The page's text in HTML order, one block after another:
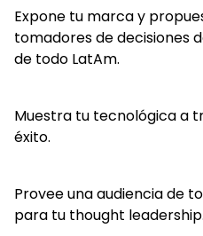
Expone tu marca y
tomadores de decisiones
de todo LatAm.
Muestra tu tecnológica a
éxito.
Provee una audiencia de
para tu thought leadership.